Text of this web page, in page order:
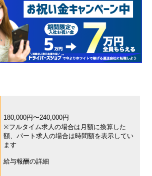
180,000円〜240,000円
※フルタイム求人の場合は月額に換算した
額、パート求人の場合は時間額を表示してい
ます
給与報酬の詳細